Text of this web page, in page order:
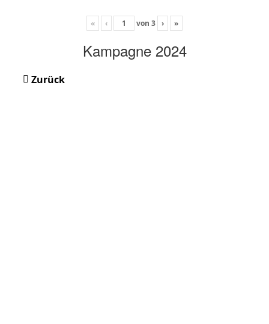
« ‹ von 3 › »
Kampagne 2024
Zurück